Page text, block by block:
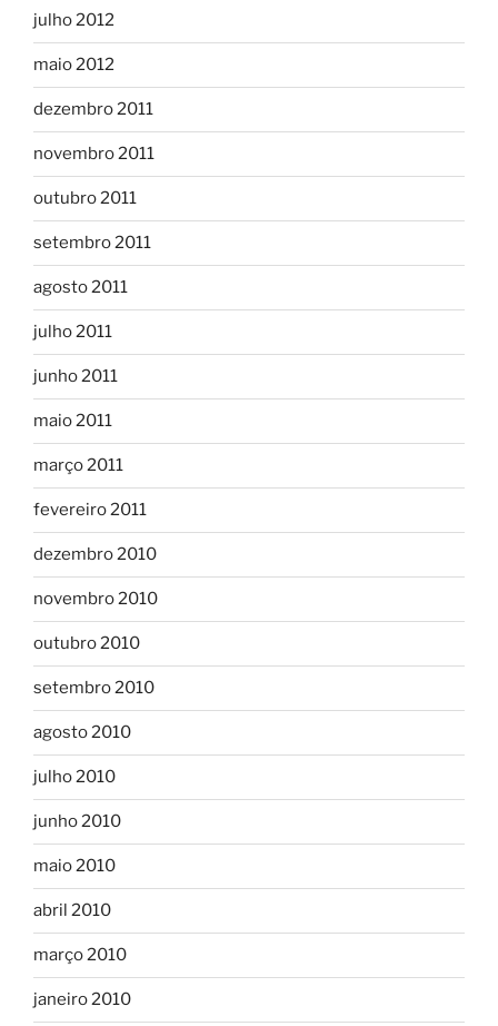
julho 2012
maio 2012
dezembro 2011
novembro 2011
outubro 2011
setembro 2011
agosto 2011
julho 2011
junho 2011
maio 2011
março 2011
fevereiro 2011
dezembro 2010
novembro 2010
outubro 2010
setembro 2010
agosto 2010
julho 2010
junho 2010
maio 2010
abril 2010
março 2010
janeiro 2010